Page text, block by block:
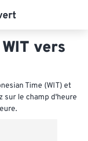
vers
Time (WIT) et
sur le champ d'heure